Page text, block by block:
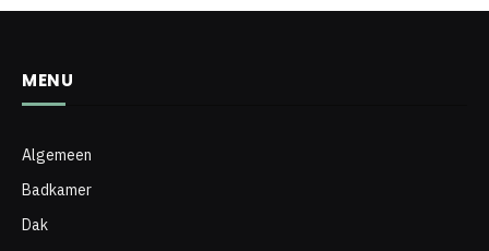
MENU
Algemeen
Badkamer
Dak